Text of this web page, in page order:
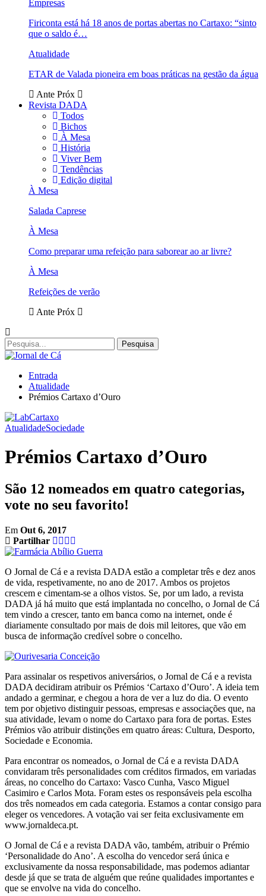
Empresas
Firiconta está há 18 anos de portas abertas no Cartaxo: “sinto
que o saldo é…
Atualidade
ETAR de Valada pioneira em boas práticas na gestão da água
Ante Próx
Revista DADA
Todos
Bichos
À Mesa
História
Viver Bem
Tendências
Edição digital
À Mesa
Salada Caprese
À Mesa
Como preparar uma refeição para saborear ao ar livre?
À Mesa
Refeições de verão
Ante Próx
Entrada
Atualidade
Prémios Cartaxo d’Ouro
AtualidadeSociedade
Prémios Cartaxo d’Ouro
São 12 nomeados em quatro categorias,
vote no seu favorito!
Em Out 6, 2017
Partilhar
O Jornal de Cá e a revista DADA estão a completar três e dez anos
de vida, respetivamente, no ano de 2017. Ambos os projetos
crescem e cimentam-se a olhos vistos. Se, por um lado, a revista
DADA já há muito que está implantada no concelho, o Jornal de Cá
tem vindo a crescer, tanto em banca como na internet, onde é
diariamente consultado por mais de dois mil leitores, que vão em
busca de informação credível sobre o concelho.
Para assinalar os respetivos aniversários, o Jornal de Cá e a revista
DADA decidiram atribuir os Prémios ‘Cartaxo d’Ouro’. A ideia tem
andado a germinar, e chegou a hora de ver a luz do dia. O evento
tem por objetivo distinguir pessoas, empresas e associações que, na
sua atividade, levam o nome do Cartaxo para fora de portas. Estes
Prémios vão atribuir distinções em quatro áreas: Cultura, Desporto,
Sociedade e Economia.
Para encontrar os nomeados, o Jornal de Cá e a revista DADA
convidaram três personalidades com créditos firmados, em variadas
áreas, no concelho do Cartaxo: Vasco Cunha, Vasco Miguel
Casimiro e Carlos Mota. Foram estes os responsáveis pela escolha
dos três nomeados em cada categoria. Estamos a contar consigo para
eleger os vencedores. A votação vai ser feita exclusivamente em
www.jornaldeca.pt.
O Jornal de Cá e a revista DADA vão, também, atribuir o Prémio
‘Personalidade do Ano’. A escolha do vencedor será única e
exclusivamente da nossa responsabilidade, mas podemos adiantar
desde já que se trata de alguém que reúne qualidades importantes e
que se envolve na vida do concelho.